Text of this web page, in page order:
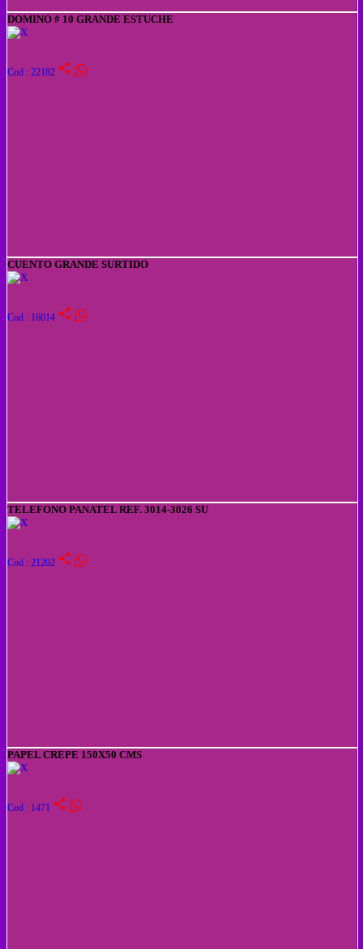
DOMINO # 10 GRANDE ESTUCHE
Cod : 22182 share
CUENTO GRANDE SURTIDO
Cod : 16014 share
TELEFONO PANATEL REF. 3014-3026 SU
Cod : 21202 share
PAPEL CREPE 150X50 CMS
Cod : 1471 share